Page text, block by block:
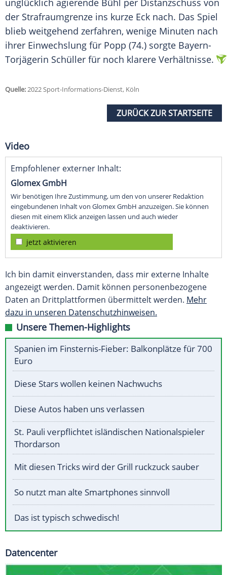
unglücklich agierende Bühl per Distanzschuss von
der Strafraumgrenze ins kurze Eck nach. Das Spiel
blieb weitgehend zerfahren, wenige Minuten nach
ihrer Einwechslung für Popp (74.) sorgte Bayern-
Torjägerin Schüller für noch klarere Verhältnisse.
Quelle:2022 Sport-Informations-Dienst, Köln
ZURÜCK ZUR STARTSEITE
Video
Empfohlener externer Inhalt:
Glomex GmbH
Wir benötigen Ihre Zustimmung, um den von unserer Redaktion
eingebundenen Inhalt von Glomex GmbH anzuzeigen. Sie können
diesen mit einem Klick anzeigen lassen und auch wieder
deaktivieren.
jetzt aktivieren
Ich bin damit einverstanden, dass mir externe Inhalte
angezeigt werden. Damit können personenbezogene
Daten an Drittplattformen übermittelt werden. Mehr
dazu in unseren Datenschutzhinweisen.
Unsere Themen-Highlights
Spanien im Finsternis-Fieber: Balkonplätze für 700
Euro
Diese Stars wollen keinen Nachwuchs
Diese Autos haben uns verlassen
St. Pauli verpflichtet isländischen Nationalspieler
Thordarson
Mit diesen Tricks wird der Grill ruckzuck sauber
So nutzt man alte Smartphones sinnvoll
Das ist typisch schwedisch!
Datencenter